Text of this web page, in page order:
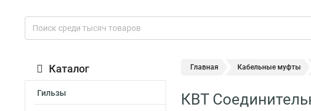
Каталог
Гильзы
Главная Кабельные муфты
КВТ